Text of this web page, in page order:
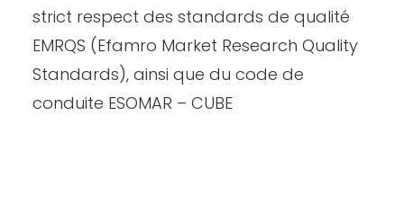
strict respect des standards de qualité
EMRQS (Efamro Market Research Quality
Standards), ainsi que du code de
conduite ESOMAR – CUBE